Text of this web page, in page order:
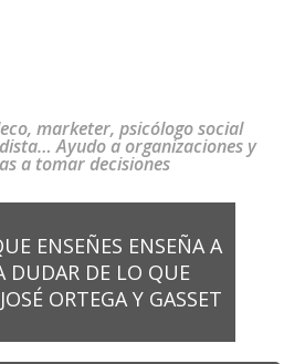
marketer, psicólogo social
Ayudo a organizaciones y
a tomar decisiones
ENSEÑES ENSEÑA A
DUDAR DE LO QUE
ORTEGA Y GASSET